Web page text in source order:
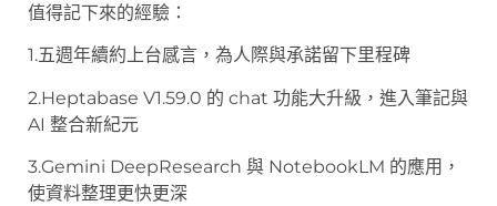
值得記下來的經驗：
1.五週年續約上台感言，為人際與承諾留下里程碑
2.Heptabase V1.59.0 的 chat 功能大升級，進入筆記與
AI 整合新紀元
3.Gemini DeepResearch 與 NotebookLM 的應用，
使資料整理更快更深